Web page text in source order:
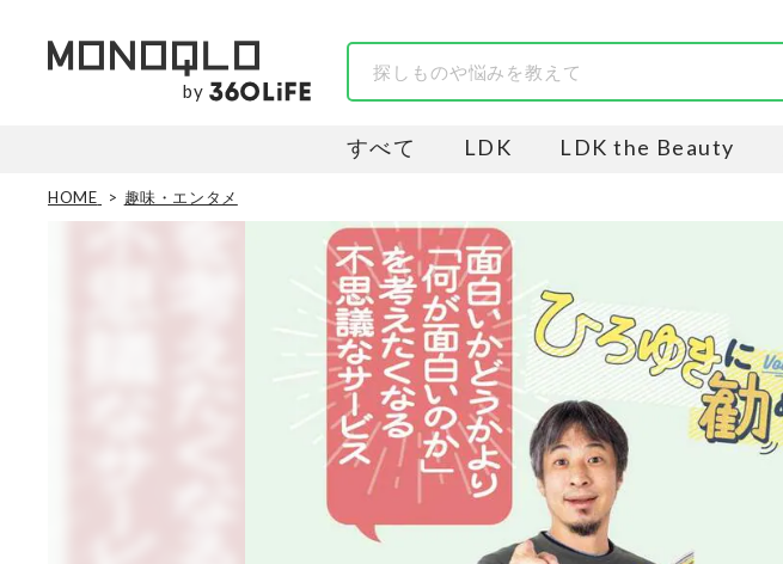
by
すべて LDK LDK the Beauty
HOME 趣味・エンタメ